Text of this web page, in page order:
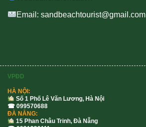
Email: sandbeachtourist@gmail.com
VPĐD
HÀ NỘI:
Số 1 Phố Lê Văn Lương, Hà Nội
☎ 099570688
ĐÀ NẴNG:
15 Phan Châu Trinh, Đà Nẵng